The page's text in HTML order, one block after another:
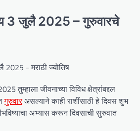
3 जुलै 2025 – गुरुवारचे
तुम्हाला जीवनाच्या विविध क्षेत्रांबद्दल
गुरुवारअसल्याने काही राशींसाठी हे दिवस शुभ
अभ्यास करून दिवसाची सुरुवात